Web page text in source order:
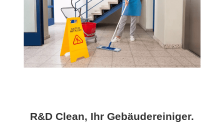
R&D Clean, Ihr Gebäudereiniger.